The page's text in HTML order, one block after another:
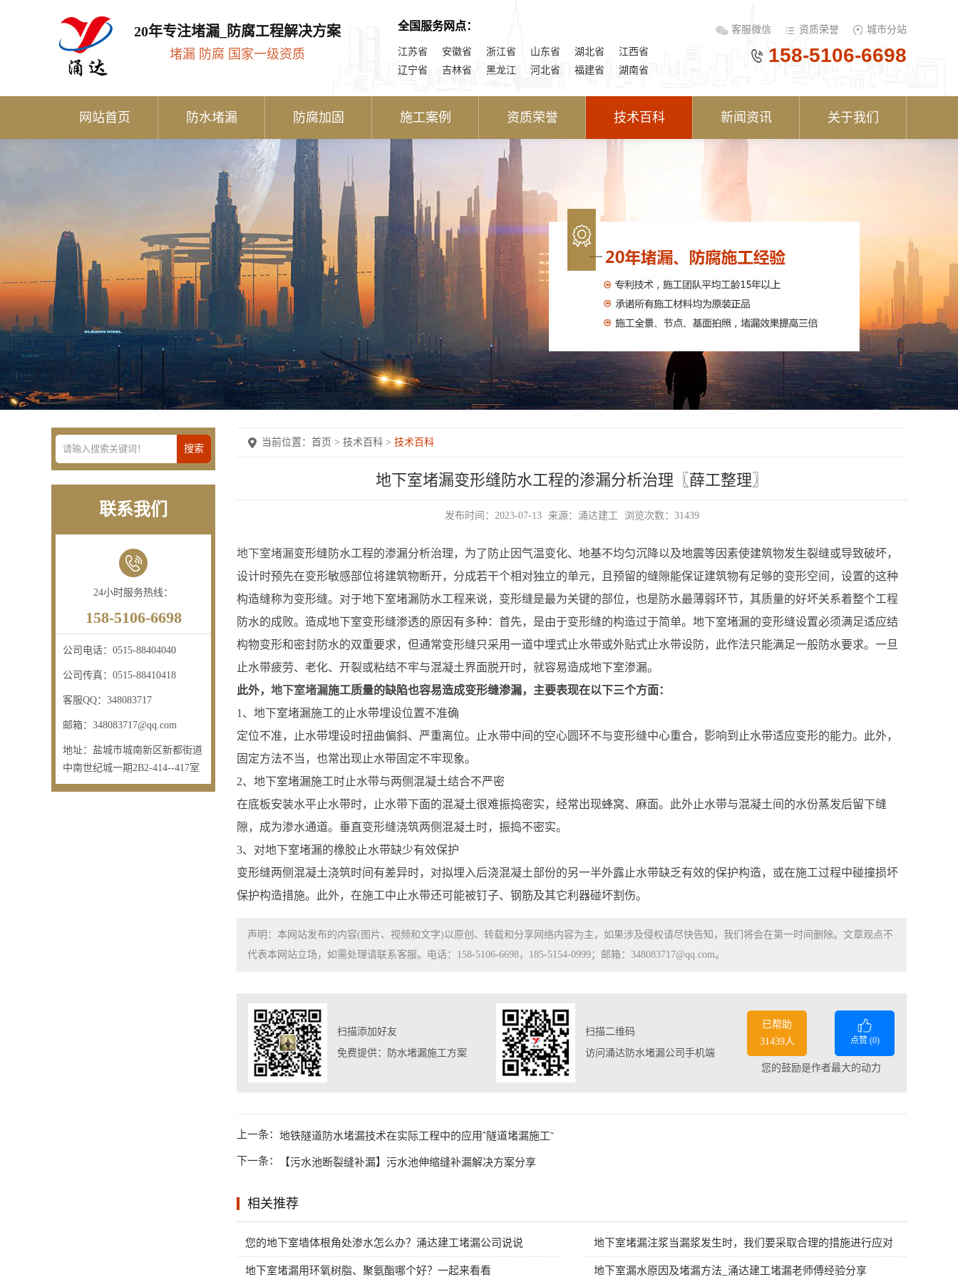
20年专注堵漏_防腐工程解决方案
堵漏 防腐 国家一级资质
全国服务网点：
江苏省 安徽省 浙江省 山东省 湖北省
江西省
辽宁省
吉林省 黑龙江 河北省 福建省 湖南省
客服微信 资质荣誉 城市分站
158-5106-6698
网站首页 防水堵漏 防腐加固 施工案例 资质荣誉 技术百科 新闻资讯 关于我们
联系我们
24小时服务热线：
158-5106-6698
公司电话： 0515-88404040
公司传真： 0515-88410418
客服QQ： 348083717
邮箱： 348083717@qq.com
地址： 盐城市城南新区新都街道
中南世纪城一期2B2-414--417室
当前位置： 首页 > 技术百科 > 技术百科
地下室堵漏变形缝防水工程的渗漏分析治理〖薛工整理〗
发布时间：2023-07-13 来源：涌达建工 浏览次数：31439
地下室堵漏变形缝防水工程的渗漏分析治理，为了防止因气温变化、地基不均匀沉降以及地震等因素使建筑物发生裂缝或导致破坏，
设计时预先在变形敏感部位将建筑物断开，分成若干个相对独立的单元，且预留的缝隙能保证建筑物有足够的变形空间，设置的这种
构造缝称为变形缝。对于地下室堵漏防水工程来说，变形缝是最为关键的部位，也是防水最薄弱环节，其质量的好坏关系着整个工程
防水的成败。造成地下室变形缝渗透的原因有多种：首先，是由于变形缝的构造过于简单。地下室堵漏的变形缝设置必须满足适应结
构物变形和密封防水的双重要求，但通常变形缝只采用一道中埋式止水带或外贴式止水带设防，此作法只能满足一般防水要求。一旦
止水带疲劳、老化、开裂或粘结不牢与混凝土界面脱开时，就容易造成地下室渗漏。
此外， 地下室堵漏施工质量的缺陷也容易造成变形缝渗漏，主要表现在以下三个方面：
1、地下室堵漏施工的止水带埋设位置不准确
定位不准，止水带埋设时扭曲偏斜、严重离位。止水带中间的空心圆环不与变形缝中心重合，影响到止水带适应变形的能力。此外，
固定方法不当，也常出现止水带固定不牢现象。
2、地下室堵漏施工时止水带与两侧混凝土结合不严密
在底板安装水平止水带时，止水带下面的混凝土很难振捣密实，经常出现蜂窝、麻面。此外止水带与混凝土间的水份蒸发后留下缝
隙，成为渗水通道。垂直变形缝浇筑两侧混凝土时，振捣不密实。
3、对地下室堵漏的橡胶止水带缺少有效保护
变形缝两侧混凝土浇筑时间有差异时，对拟埋入后浇混凝土部份的另一半外露止水带缺乏有效的保护构造，或在施工过程中碰撞损坏
保护构造措施。此外，在施工中止水带还可能被钉子、钢筋及其它利器碰坏割伤。
声明：本网站发布的内容(图片、视频和文字)以原创、转载和分享网络内容为主，如果涉及侵权请尽快告知，我们将会在第一时间删除。文章观点不
代表本网站立场，如需处理请联系客服。电话：158-5106-6698，185-5154-0999；邮箱：348083717@qq.com。
扫描添加好友
免费提供：防水堵漏施工方案
扫描二维码
访问涌达防水堵漏公司手机端
已帮助
31439人
点赞 (0)
您的鼓励是作者最大的动力
上一条： 地铁隧道防水堵漏技术在实际工程中的应用ˆ隧道堵漏施工˜
下一条： 【污水池断裂缝补漏】污水池伸缩缝补漏解决方案分享
相关推荐
您的地下室墙体根角处渗水怎么办？涌达建工堵漏公司说说 地下室堵漏注浆当漏浆发生时，我们要采取合理的措施进行应对
地下室堵漏用环氧树脂、聚氨酯哪个好？一起来看看 地下室漏水原因及堵漏方法_涌达建工堵漏老师傅经验分享